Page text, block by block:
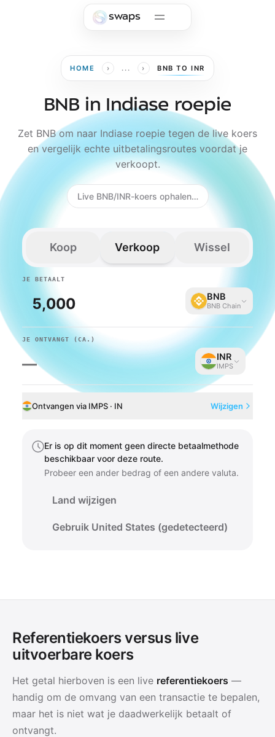
swaps
HOME › ... › BNB TO INR
BNB in Indiase roepie
Zet BNB om naar Indiase roepie tegen de live koers
en vergelijk echte uitbetalingsroutes voordat je
verkoopt.
Live BNB/INR-koers ophalen…
Koop Verkoop Wissel
JE BETAALT
BNB
BNB Chain
JE ONTVANGT (CA.)
— INR
IMPS
Ontvangen via IMPS · IN Wijzigen
Er is op dit moment geen directe betaalmethode
beschikbaar voor deze route.
Probeer een ander bedrag of een andere valuta.
Land wijzigen
Gebruik United States (gedetecteerd)
Referentiekoers versus live
uitvoerbare koers
Het getal hierboven is een live referentiekoers —
handig om de omvang van een transactie te bepalen,
maar het is niet wat je daadwerkelijk betaalt of
ontvangt.